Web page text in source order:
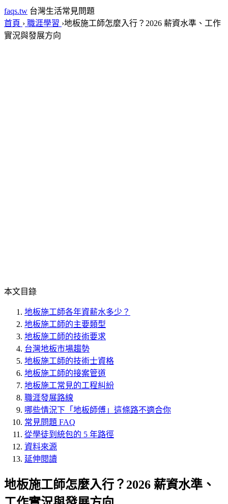
faqs.tw 台灣生活常見問題
首頁 › 職涯學習 ›地板施工師怎麼入行？2026 薪資水準、工作
實況與發展方向
本文目錄
地板施工師各年資薪水多少？
地板施工師的主要類型
地板施工師的技術要求
台灣地板市場趨勢
地板施工師的技術士資格
地板施工師的接案管道
地板施工常見的工程糾紛
職涯發展路線
哪些情況下「地板師傅」這條路不適合你
常見問題 FAQ
從學徒到統包的 5 年路徑
資料來源
延伸閱讀
地板施工師怎麼入行？2026 薪資水準、